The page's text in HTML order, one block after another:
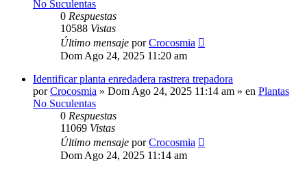
No Suculentas
0 Respuestas
10588 Vistas
Último mensaje porCrocosmia
Dom Ago 24, 2025 11:20 am
Identificar planta enredadera rastrera trepadora
porCrocosmia » Dom Ago 24, 2025 11:14 am » en Plantas
No Suculentas
0 Respuestas
11069 Vistas
Último mensaje porCrocosmia
Dom Ago 24, 2025 11:14 am